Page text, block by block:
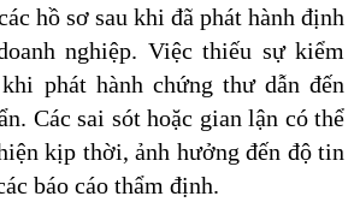
hồ sơ sau khi đã phát hành định
nghiệp. Việc thiếu sự kiểm
phát hành chứng thư dẫn đến
Các sai sót hoặc gian lận có thể
kịp thời, ảnh hưởng đến độ tin
báo cáo thẩm định.